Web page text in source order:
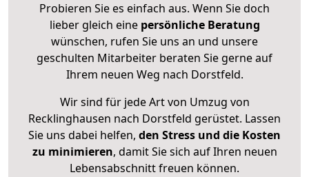
Probieren Sie es einfach aus. Wenn Sie doch
lieber gleich eine persönliche Beratung
wünschen, rufen Sie uns an und unsere
geschulten Mitarbeiter beraten Sie gerne auf
Ihrem neuen Weg nach Dorstfeld.
Wir sind für jede Art von Umzug von
Recklinghausen nach Dorstfeld gerüstet. Lassen
Sie uns dabei helfen, den Stress und die Kosten
zu minimieren, damit Sie sich auf Ihren neuen
Lebensabschnitt freuen können.